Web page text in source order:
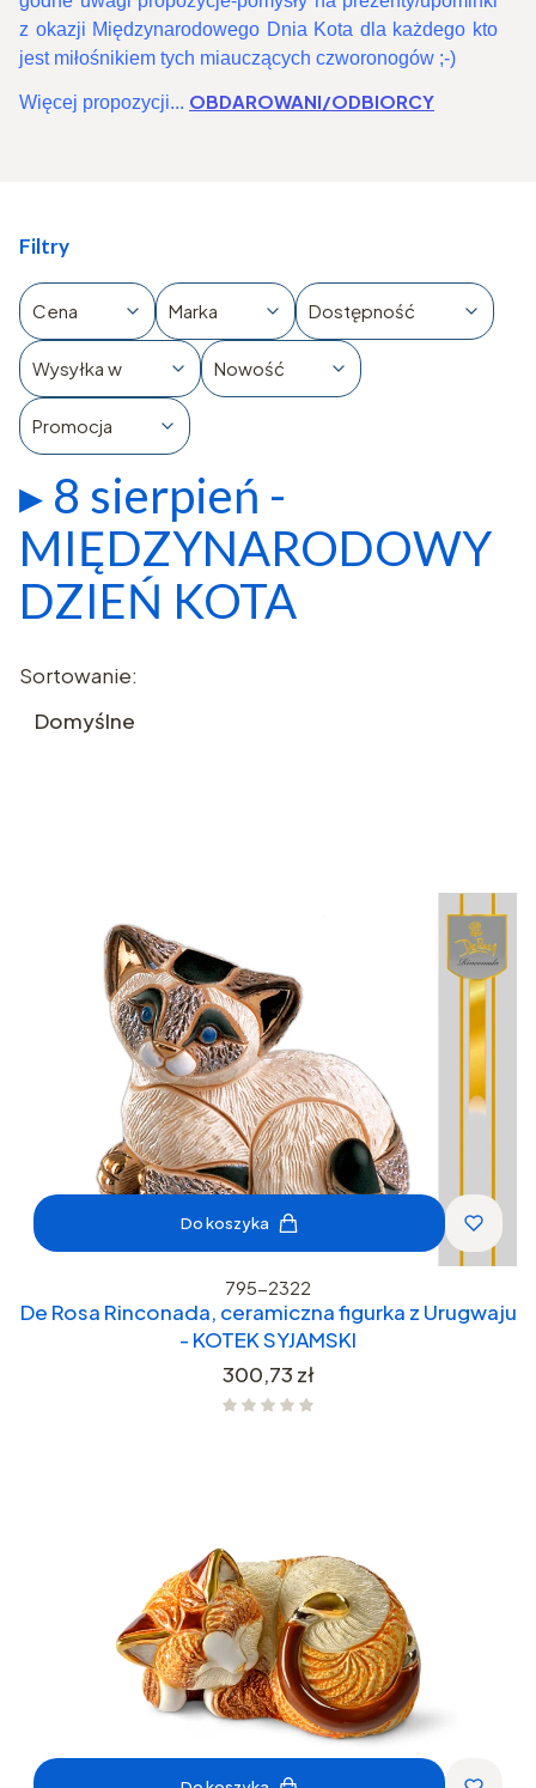
z okazji Międzynarodowego Dnia Kota dla każdego kto
jest miłośnikiem tych miauczących czworonogów ;-)
Więcej propozycji... OBDAROWANI/ODBIORCY
Filtry
Cena Marka Dostępność
Wysyłka w Nowość
Promocja
Koniec filtrów
▸ 8 sierpień -
MIĘDZYNARODOWY
DZIEŃ KOTA
Lista produktów
Sortowanie:
Domyślne
Do koszyka
795-2322
De Rosa Rinconada, ceramiczna figurka z Urugwaju
- KOTEK SYJAMSKI
Cena
300,73 zł